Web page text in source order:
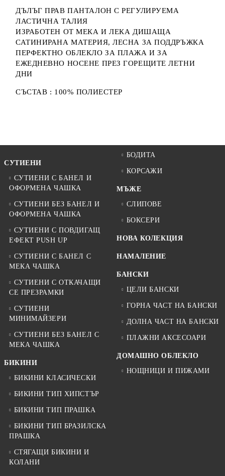
ДЪЛЪГ ПРАВ ПАНТАЛОН С РЕГУЛИРУЕМА
ЛАСТИЧНА ТАЛИЯ
ИЗРАБОТЕН ОТ МЕКА И ЛЕКА ДИШАЩА
САТИНИРАНА МАТЕРИЯ, ЛЕСНА ЗА ПОДДРЪЖКА
ПЕРФЕКТНО ОБЛЕКЛО ЗА ПЛАЖА И ЗА
ЕЖЕДНЕВНО НОСЕНЕ ПРЕЗ ГОРЕЩИТЕ ЛЕТНИ
ДНИ
СЪСТАВ : 100% ПОЛИЕСТЕР
СУТИЕНИ
СУТИЕНИ С БАНЕЛ И
ОФОРМЕНА ЧАШКА
СУТИЕНИ БЕЗ БАНЕЛ И
ОФОРМЕНА ЧАШКА
СУТИЕНИ С ПОВДИГАЩ
ЕФЕКТ PUSH UP
СУТИЕНИ С БАНЕЛ С
МЕКА ЧАШКА
СУТИЕНИ С ОТКАЧАЩИ
СЕ ПРЕЗРАМКИ
СУТИЕНИ
МИНИМАЙЗЕРИ
СУТИЕНИ БЕЗ БАНЕЛ С
МЕКА ЧАШКА
БИКИНИ
БИКИНИ КЛАСИЧЕСКИ
БИКИНИ ТИП ХИПСТЪР
БИКИНИ ТИП ПРАШКА
БИКИНИ ТИП БРАЗИЛСКА
ПРАШКА
СТЯГАЩИ БИКИНИ И
КОЛАНИ
БОДИТА
КОРСАЖИ
МЪЖЕ
СЛИПОВЕ
БОКСЕРИ
НОВА КОЛЕКЦИЯ
НАМАЛЕНИЕ
БАНСКИ
ЦЕЛИ БАНСКИ
ГОРНА ЧАСТ НА БАНСКИ
ДОЛНА ЧАСТ НА БАНСКИ
ПЛАЖНИ АКСЕСОАРИ
ДОМАШНО ОБЛЕКЛО
НОЩНИЦИ И ПИЖАМИ